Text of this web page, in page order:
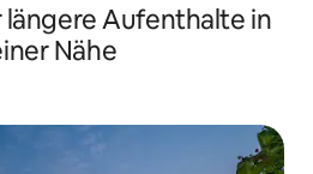
Aufenthalte in
Nähe